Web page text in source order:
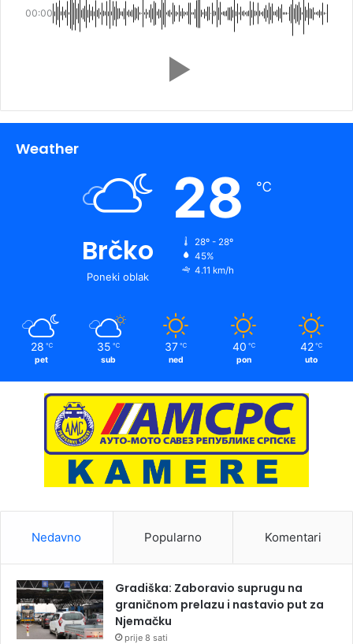
00:00
Weather
Brčko
Poneki oblak
28 ℃
28º - 28º
45%
4.11 km/h
28 ℃
pet
35 ℃
sub
37 ℃
ned
40 ℃
pon
42 ℃
uto
Nedavno Popularno Komentari
Gradiška: Zaboravio suprugu na
graničnom prelazu i nastavio put za
Njemačku
prije 8 sati